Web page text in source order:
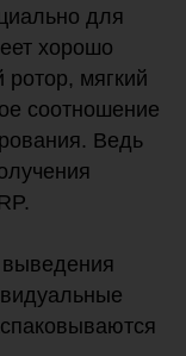
для
хорошо
мягкий
соотношение
Ведь
выведения